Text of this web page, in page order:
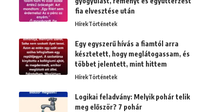
fia elvesztése után
HírekTörténetek
Egy egyszerű hívás a fiamtól arra
késztetett, hogy meglátogassam, és
többet jelentett, mint hittem
HírekTörténetek
Logikai feladvány: Melyik pohár telik
meg először? 7 pohár